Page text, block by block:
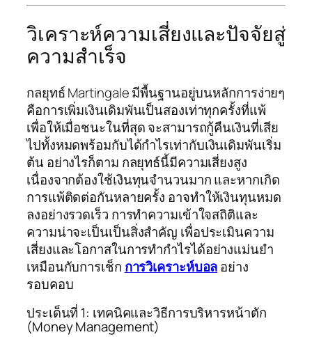
วิเคราะห์ความเสี่ยงและปัจจัยสู่
ความสำเร็จ
กลยุทธ์ Martingale มีพื้นฐานอยู่บนหลักการง่ายๆ
คือการเพิ่มเงินเดิมพันเป็นสองเท่าทุกครั้งที่แพ้
เพื่อให้เมื่อชนะในที่สุด จะสามารถกู้คืนเงินที่เสีย
ไปทั้งหมดพร้อมกับได้กำไรเท่ากับเงินเดิมพันเริ่ม
ต้น อย่างไรก็ตาม กลยุทธ์นี้มีความเสี่ยงสูง
เนื่องจากต้องใช้เงินทุนจำนวนมาก และหากเกิด
การแพ้ติดต่อกันหลายครั้ง อาจทำให้เงินทุนหมด
ลงอย่างรวดเร็ว การทำความเข้าใจสถิติและ
ความน่าจะเป็นเป็นสิ่งสำคัญ เพื่อประเมินความ
เสี่ยงและโอกาสในการทำกำไรได้อย่างแม่นยำ
เหมือนกับการเช็ก การวิเคราะห์บอลอย่าง
รอบคอบ
ประเด็นที่ 1: เทคนิคและวิธีการบริหารหน้าตัก
(Money Management)